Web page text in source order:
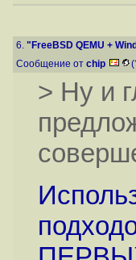
6. "FreeBSD QEMU +
Сообщение от chip
> Ну и